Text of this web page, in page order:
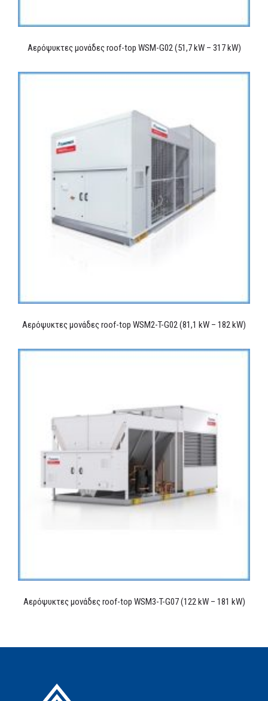
Αερόψυκτες μονάδες roof-top WSM-G02 (51,7 kW – 317 kW)
Αερόψυκτες μονάδες roof-top WSM2-T-G02 (81,1 kW – 182 kW)
Αερόψυκτες μονάδες roof-top WSM3-T-G07 (122 kW – 181 kW)